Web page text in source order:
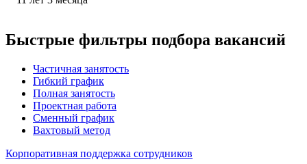
Быстрые фильтры подбора вакансий
Частичная занятость
Гибкий график
Полная занятость
Проектная работа
Сменный график
Вахтовый метод
Корпоративная поддержка сотрудников